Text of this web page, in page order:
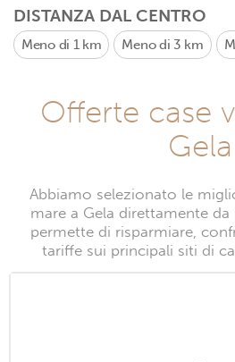
DISTANZA DAL CENTRO
Meno di 1 km Meno di 3 km
Offerte case
Gela
Abbiamo selezionato le
mare a Gela direttamente
permette di risparmiare,
tariffe sui principali siti di